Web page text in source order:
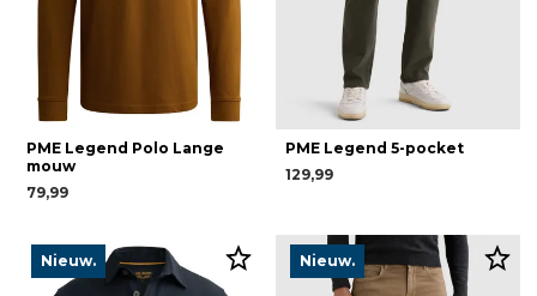
PME Legend Polo Lange
mouw
79,99
PME Legend 5-pocket
129,99
Nieuw. Nieuw.